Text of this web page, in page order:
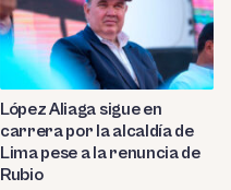
López Aliaga sigue en
carrera por la alcaldía de
Lima pese a la renuncia de
Rubio